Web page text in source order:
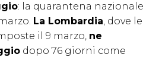
: la quarantena nazionale
La Lombardia, dove le
il 9 marzo, ne
dopo 76 giorni come